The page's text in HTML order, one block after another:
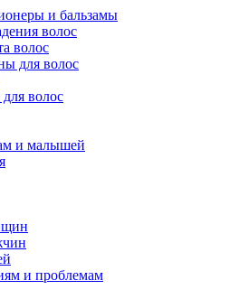
и бальзамы
волос
волос
для волос
волос
и малышей
и проблемам